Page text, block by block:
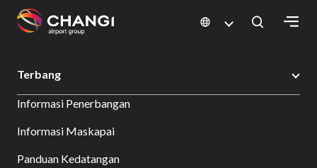
Changi
Language
Changi Airport Bersantap dan Belanja Direktori Toko Shop Detail
Terbang
Informasi Penerbangan
Informasi Maskapai
Panduan Kedatangan